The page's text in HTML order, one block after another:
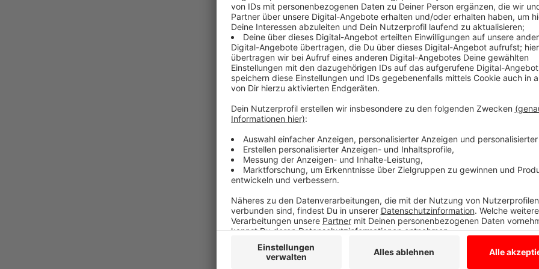
Comedy
Atze Schröders Kaltstart 24:
Der Sommer hat dieses Jahr lange auf sich warten
heißer, Schröder! Schon zum Jahresanfang hat
jetzt will er uns gut gelaunt bis in den Herbst
"Lass' mich mal machen." Also volle Kraft voraus
24.